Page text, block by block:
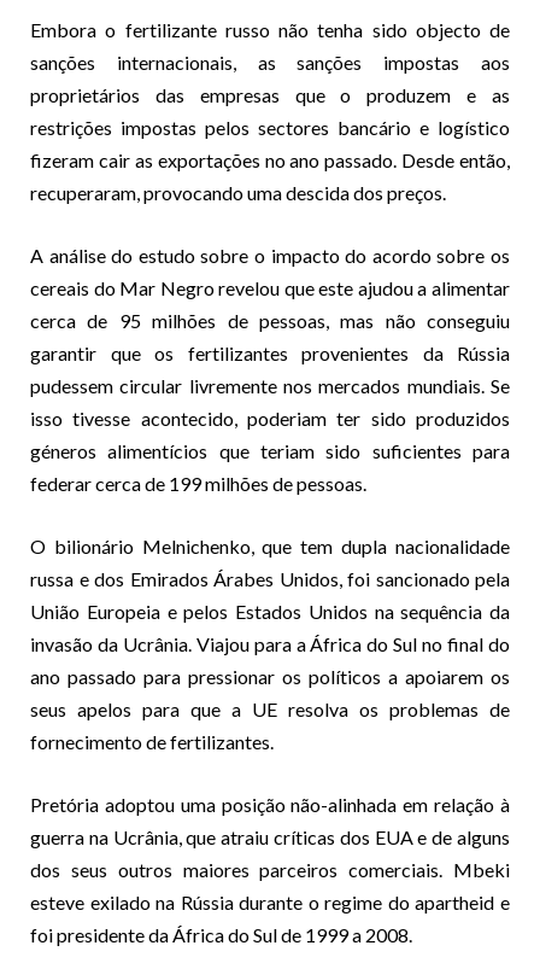
Embora o fertilizante russo não tenha sido objecto de
sanções internacionais, as sanções impostas aos
proprietários das empresas que o produzem e as
restrições impostas pelos sectores bancário e logístico
fizeram cair as exportações no ano passado. Desde então,
recuperaram, provocando uma descida dos preços.
A análise do estudo sobre o impacto do acordo sobre os
cereais do Mar Negro revelou que este ajudou a alimentar
cerca de 95 milhões de pessoas, mas não conseguiu
garantir que os fertilizantes provenientes da Rússia
pudessem circular livremente nos mercados mundiais. Se
isso tivesse acontecido, poderiam ter sido produzidos
géneros alimentícios que teriam sido suficientes para
federar cerca de 199 milhões de pessoas.
O bilionário Melnichenko, que tem dupla nacionalidade
russa e dos Emirados Árabes Unidos, foi sancionado pela
União Europeia e pelos Estados Unidos na sequência da
invasão da Ucrânia. Viajou para a África do Sul no final do
ano passado para pressionar os políticos a apoiarem os
seus apelos para que a UE resolva os problemas de
fornecimento de fertilizantes.
Pretória adoptou uma posição não-alinhada em relação à
guerra na Ucrânia, que atraiu críticas dos EUA e de alguns
dos seus outros maiores parceiros comerciais. Mbeki
esteve exilado na Rússia durante o regime do apartheid e
foi presidente da África do Sul de 1999 a 2008.